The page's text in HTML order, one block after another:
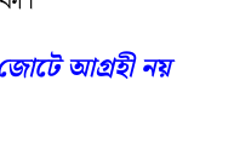
জোটে আগ্রহী নয়